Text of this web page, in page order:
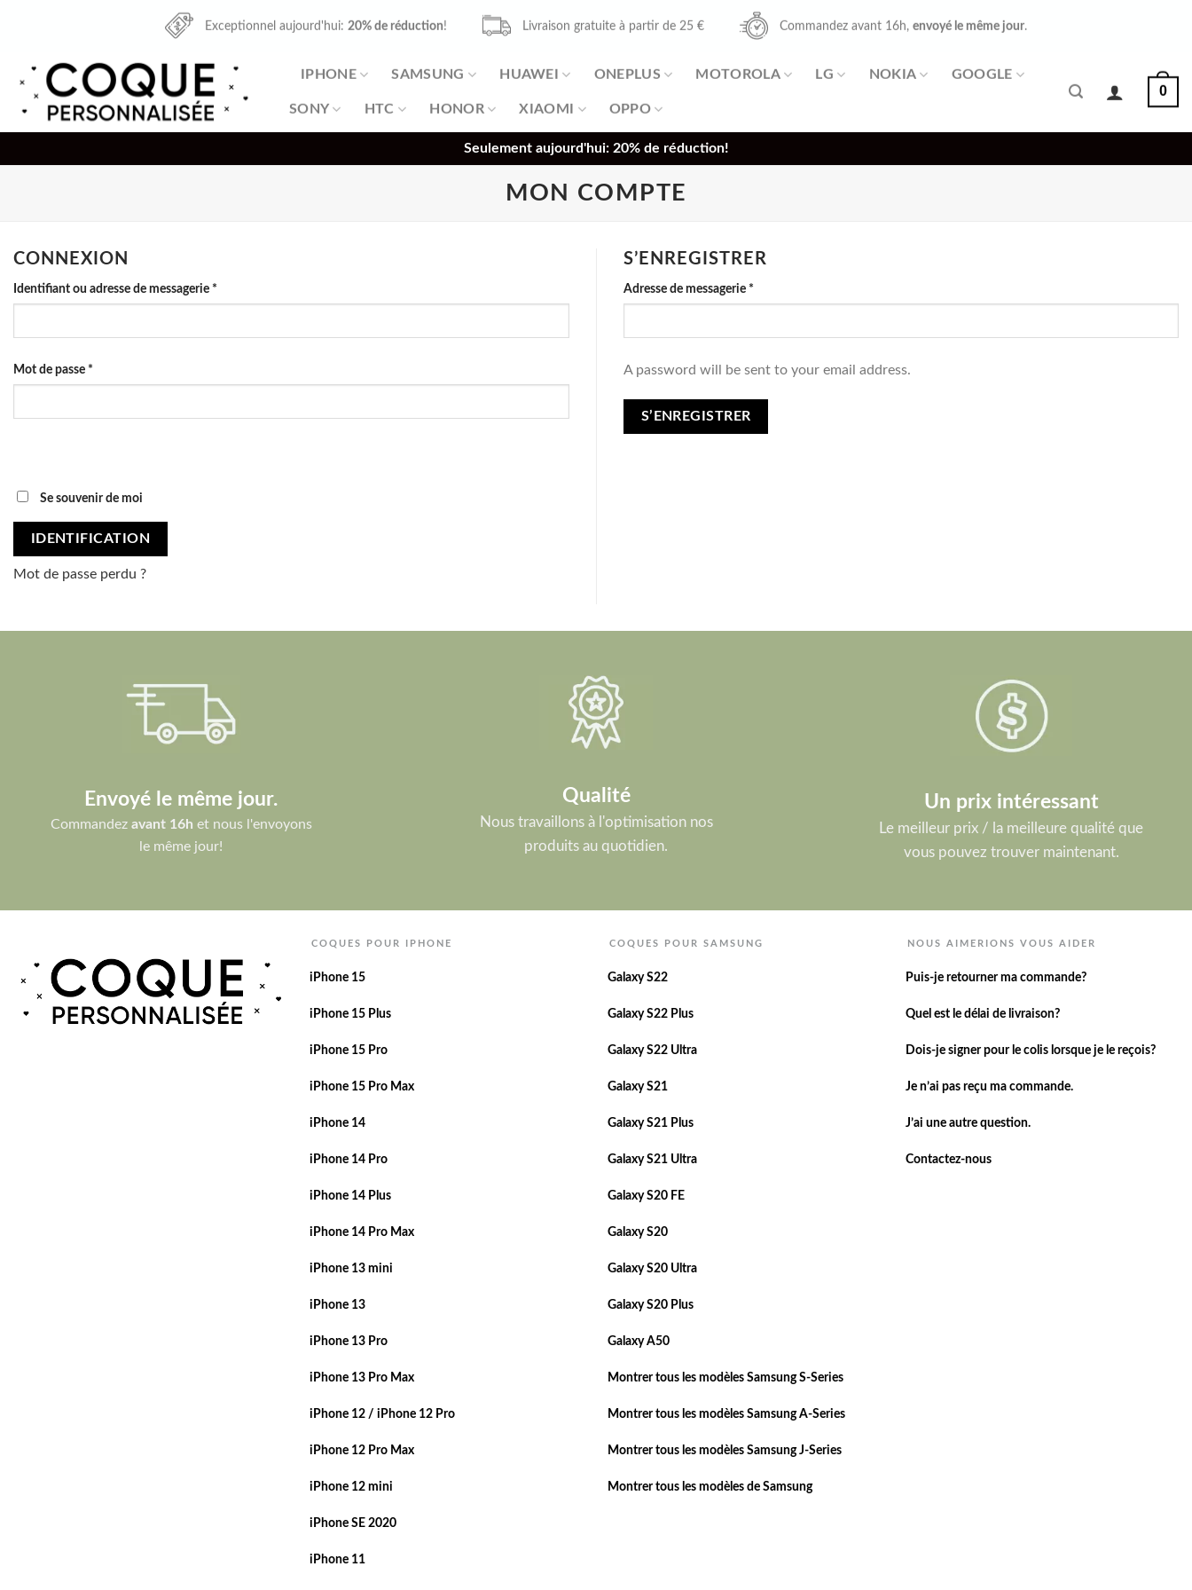
Exceptionnel aujourd'hui:20% de réduction! Livraison gratuite à partir de 25 € Commandez avant 16h, envoyé le même jour.
IPHONE SAMSUNG HUAWEI ONEPLUS MOTOROLA LG NOKIA GOOGLE
SONY HTC HONOR XIAOMI OPPO
0
Seulement aujourd'hui: 20% de réduction!
MON COMPTE
CONNEXION
Identifiant ou adresse de messagerie *
Mot de passe *
Se souvenir de moi
IDENTIFICATION
Mot de passe perdu ?
S’ENREGISTRER
Adresse de messagerie *
A password will be sent to your email address.
S’ENREGISTRER
Envoyé le même jour.
Commandez avant 16h et nous l'envoyons
le même jour!
Qualité
Nous travaillons à l'optimisation nos
produits au quotidien.
Un prix intéressant
Le meilleur prix / la meilleure qualité que
vous pouvez trouver maintenant.
COQUES POUR IPHONE
iPhone 15
iPhone 15 Plus
iPhone 15 Pro
iPhone 15 Pro Max
iPhone 14
iPhone 14 Pro
iPhone 14 Plus
iPhone 14 Pro Max
iPhone 13 mini
iPhone 13
iPhone 13 Pro
iPhone 13 Pro Max
iPhone 12 / iPhone 12 Pro
iPhone 12 Pro Max
iPhone 12 mini
iPhone SE 2020
iPhone 11
COQUES POUR SAMSUNG
Galaxy S22
Galaxy S22 Plus
Galaxy S22 Ultra
Galaxy S21
Galaxy S21 Plus
Galaxy S21 Ultra
Galaxy S20 FE
Galaxy S20
Galaxy S20 Ultra
Galaxy S20 Plus
Galaxy A50
Montrer tous les modèles Samsung S-Series
Montrer tous les modèles Samsung A-Series
Montrer tous les modèles Samsung J-Series
Montrer tous les modèles de Samsung
NOUS AIMERIONS VOUS AIDER
Puis-je retourner ma commande?
Quel est le délai de livraison?
Dois-je signer pour le colis lorsque je le reçois?
Je n’ai pas reçu ma commande.
J’ai une autre question.
Contactez-nous